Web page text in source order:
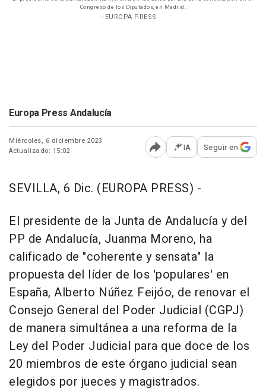
Congreso de los Diputados, en Madrid.
- EUROPA PRESS
Europa Press Andalucía
Miércoles, 6 diciembre 2023
Actualizado: 15:02
Abrir opciones para
IA Seguir en
SEVILLA, 6 Dic. (EUROPA PRESS) -
El presidente de la Junta de Andalucía y del
PP de Andalucía, Juanma Moreno, ha
calificado de "coherente y sensata" la
propuesta del líder de los 'populares' en
España, Alberto Núñez Feijóo, de renovar el
Consejo General del Poder Judicial (CGPJ)
de manera simultánea a una reforma de la
Ley del Poder Judicial para que doce de los
20 miembros de este órgano judicial sean
elegidos por jueces y magistrados.